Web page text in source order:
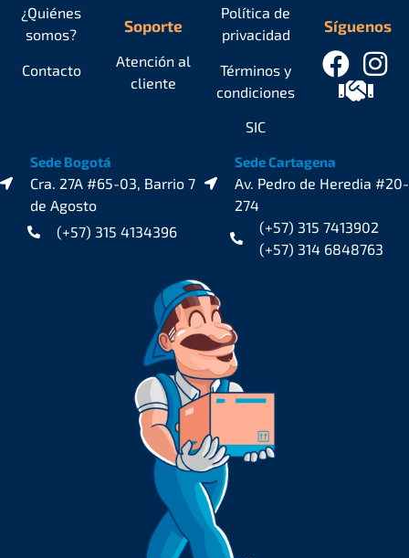
¿Quiénes
somos?
Contacto
Soporte
Atención al
cliente
Política de
privacidad
Términos y
condiciones
SIC
Síguenos
Sede Bogotá
Cra. 27A #65-03, Barrio 7
de Agosto
(+57) 315 4134396
Sede Cartagena
Av. Pedro de Heredia #20-
274
(+57) 315 7413902
(+57) 314 6848763